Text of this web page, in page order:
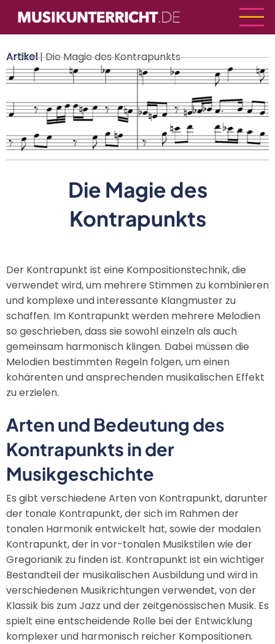
zum
Inhalt
Artikel| Die Magie des Kontrapunkts
Die Magie des
Kontrapunkts
Der Kontrapunkt ist eine Kompositionstechnik, die
verwendet wird, um mehrere Stimmen zu kombinieren
und komplexe und interessante Klangmuster zu
schaffen. Im Kontrapunkt werden mehrere Melodien
so geschrieben, dass sie sowohl einzeln als auch
gemeinsam harmonisch klingen. Dabei müssen die
Melodien bestimmten Regeln folgen, um einen
kohärenten und ansprechenden musikalischen Effekt
zu erzielen.
Arten und Bedeutung des
Kontrapunkts in der
Musikgeschichte
Es gibt verschiedene Arten von Kontrapunkt, darunter
der tonale Kontrapunkt, der sich im Rahmen der
tonalen Harmonik entwickelt hat, sowie der modalen
Kontrapunkt, der in vor-tonalen Musikstilen wie der
Gregorianik zu finden ist. Kontrapunkt ist ein wichtiger
Bestandteil der musikalischen Ausbildung und wird in
verschiedenen Musikrichtungen verwendet, von der
Klassik bis zum Jazz und der zeitgenössischen Musik. Es
spielt eine entscheidende Rolle bei der Entwicklung
komplexer und harmonisch reicher Kompositionen.